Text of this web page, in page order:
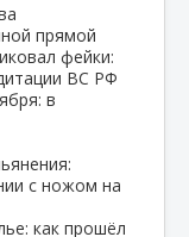
прямой
фейки:
ВС РФ
в
с ножом на
как прошёл